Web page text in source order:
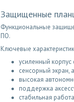
Защищенные
Функциональные
ПО.
Ключевые
усиленный
сенсорный экран,
высокая
поддержка
стабильная